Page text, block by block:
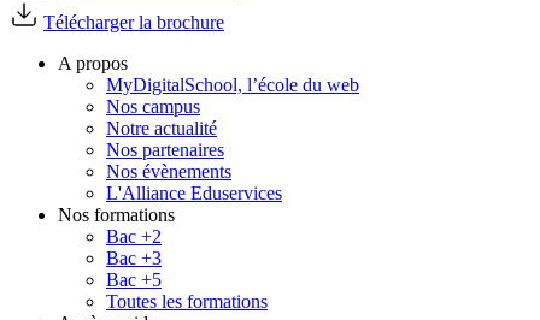
Télécharger la brochure
A propos
MyDigitalSchool, l’école du web
Nos campus
Notre actualité
Nos partenaires
Nos évènements
L'Alliance Eduservices
Nos formations
Bac +2
Bac +3
Bac +5
Toutes les formations